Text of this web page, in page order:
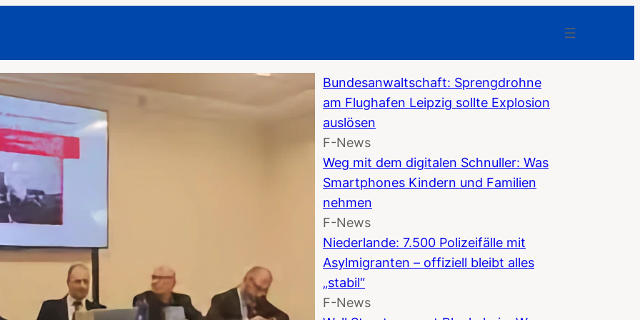
Bundesanwaltschaft: Sprengdrohne
am Flughafen Leipzig sollte Explosion
auslösen
F-News
Weg mit dem digitalen Schnuller: Was
Smartphones Kindern und Familien
nehmen
F-News
Niederlande: 7.500 Polizeifälle mit
Asylmigranten – offiziell bleibt alles
„stabil“
F-News